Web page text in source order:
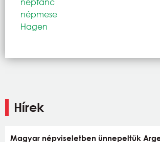
népmese
Hagen
Hírek
Magyar népviseletben ünnepeltük